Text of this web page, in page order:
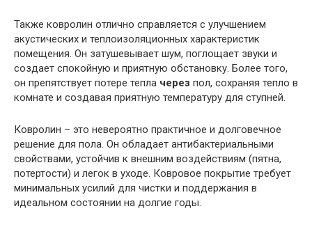
Также ковролин отлично справляется с улучшением
акустических и теплоизоляционных характеристик
помещения. Он затушевывает шум, поглощает звуки и
создает спокойную и приятную обстановку. Более того,
он препятствует потере тепла через пол, сохраняя тепло в
комнате и создавая приятную температуру для ступней.
Ковролин – это невероятно практичное и долговечное
решение для пола. Он обладает антибактериальными
свойствами, устойчив к внешним воздействиям (пятна,
потертости) и легок в уходе. Ковровое покрытие требует
минимальных усилий для чистки и поддержания в
идеальном состоянии на долгие годы.